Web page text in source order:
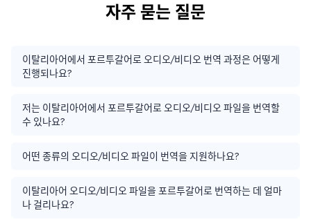
자주 묻는 질문
이탈리아어에서 포르투갈어로 오디오/비디오 번역 과정은 어떻게
진행되나요?
저는 이탈리아어에서 포르투갈어로 오디오/비디오 파일을 번역할
수 있나요?
어떤 종류의 오디오/비디오 파일이 번역을 지원하나요?
이탈리아어 오디오/비디오 파일을 포르투갈어로 번역하는 데 얼마
나 걸리나요?